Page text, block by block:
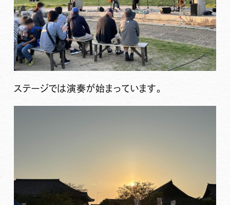
ステージでは演奏が始まっています。